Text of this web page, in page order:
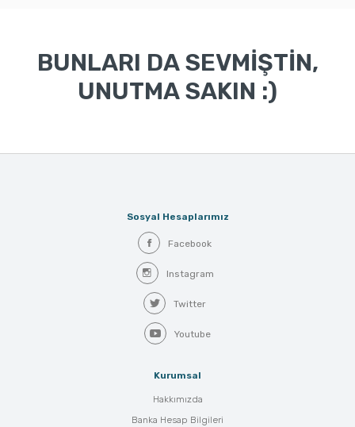
BUNLARI DA SEVMİŞTİN,
UNUTMA SAKIN :)
Sosyal Hesaplarımız
Facebook
Instagram
Twitter
Youtube
Kurumsal
Hakkımızda
Banka Hesap Bilgileri